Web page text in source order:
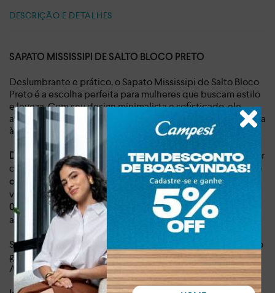
DESCRIÇÃO E DETALHES
SAPATO MISSISSIPI DE SALTO BLOCO PRETO
Deslumbrante e prático, o Sapato Mississipi de Salto Bloco
Preto é a escolha perfeita para mulheres que buscam estilo
e leveza. Com seu design minimalista e sofisticado, ele
adiciona um toque de elegância a qualquer look, do dia a dia
às ocasiões especiais.
De calce fácil por não ter fechamentos, o destaque fica por
conta da
tira adornada com delicados brilhos, que envolve
o calcanhar e a parte superior do pé, proporcionando um
visual moderno e feminino. Além disso,é leve, pesando
0,537 kg e conta com salto bloco de 4 cm , que oferece
altura e conforto, garantindo passos seguros e elegantes.
Seja para o dia a dia ou para ocasiões especiais, esse sapato
garante praticidade e elegância em qualquer ambiente!
Aposte e arrase por onde for!